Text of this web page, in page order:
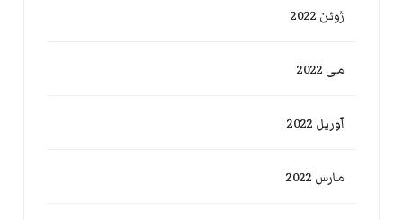
ژوئن 2022
می 2022
آوریل 2022
مارس 2022